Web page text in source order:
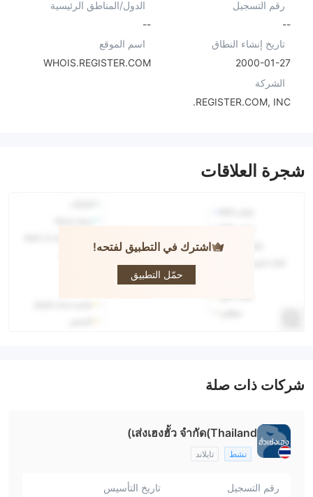
رقم التسجيل
--
الدول/المناطق الرئيسية
--
تاريخ إنشاء النطاق
2000-01-27
اسم الموقع
WHOIS.REGISTER.COM
الشركة
REGISTER.COM, INC.
شجرة العلاقات
اشترك في التطبيق لفتحه!
حمّل التطبيق
HENG
شركات ذات صلة
เส่งเฮงฮั้ว จำกัด(Thailand)
نشط تايلاند
رقم التسجيل
تاريخ التأسيس